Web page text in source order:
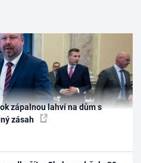
zápalnou lahví na dům s
zásah